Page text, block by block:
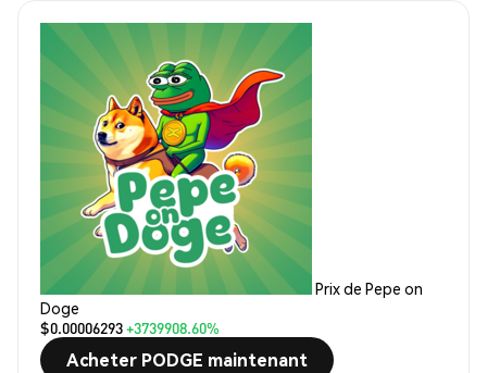
Prix de Pepe on
Doge
$0.00006293+3739908.60%
Acheter PODGE maintenant